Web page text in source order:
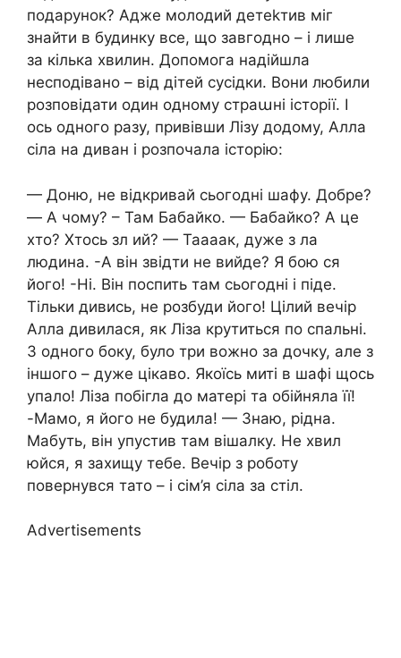
подарунок? Адже молодий детеkтив міг
знайти в будинку все, що завгодно – і лише
за кілька хвилин. Допомога надійшла
несподівано – від дітей сусідки. Вони любили
розповідати один одному страաні історії. І
ось одного разу, привівши Лізу додому, Алла
сіла на диван і розпочала історію:
— Доню, не відкривай сьогодні шафу. Добре?
— А чому? – Там Бабайко. — Бабайко? А це
хто? Хтось зл ий? — Таааак, дуже з ла
людина. -А він звідти не вийде? Я бою ся
його! -Ні. Він поспить там сьогодні і піде.
Тільки дивись, не розбуди його! Цілий вечір
Алла дивилася, як Ліза крутиться по спальні.
З одного боку, було три вожно за дочку, але з
іншого – дуже цікаво. Якоїсь миті в шафі щось
упало! Ліза побігла до матері та обійняла її!
-Мамо, я його не будила! — Знаю, рідна.
Мабуть, він упустив там вішалку. Не хвил
юйся, я захищу тебе. Вечір з роботу
повернувся тато – і сім’я сіла за стіл.
Advertisements